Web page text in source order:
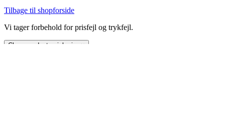
Tilbage til shopforside
Vi tager forbehold for prisfejl og trykfejl.
Close product quick view ×